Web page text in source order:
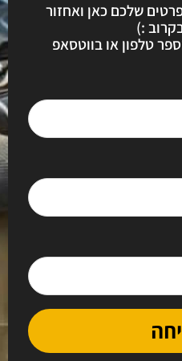
שלכם כאן ואחזור
:)
טלפון או בווטסאפ